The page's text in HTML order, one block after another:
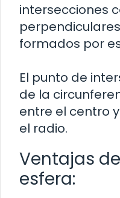
intersecciones
formados por
El punto de
de la
entre el centro
el radio.
Ventajas
esfera: